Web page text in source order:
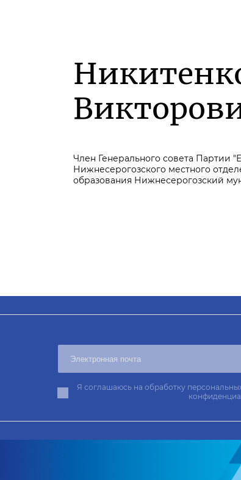
Член Генерального совета
Нижнесерогозского местного
образования Нижнесерогозский
Я соглашаюсь на обработку